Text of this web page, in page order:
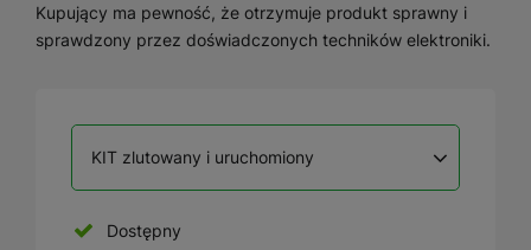
Kupujący ma pewność, że otrzymuje produkt sprawny i
sprawdzony przez doświadczonych techników elektroniki.
KIT zlutowany i uruchomiony
Dostępny